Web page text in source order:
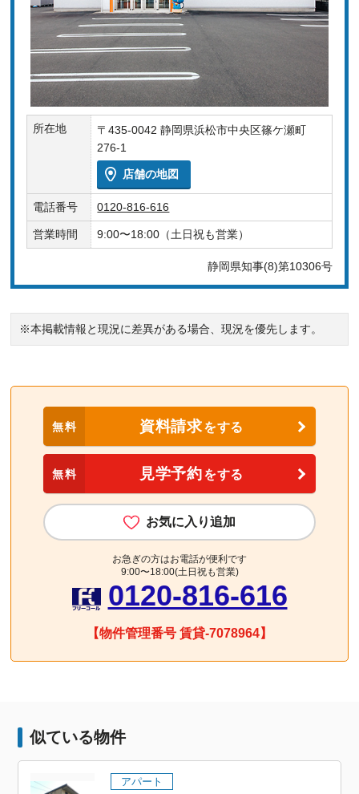
所在地
〒435-0042 静岡県浜松市中央区篠ケ瀬町
276-1
店舗の地図
電話番号 0120-816-616
営業時間 9:00〜18:00（土日祝も営業）
静岡県知事(8)第10306号
※本掲載情報と現況に差異がある場合、現況を優先します。
無料 資料請求をする
無料 見学予約をする
お気に入り追加
お急ぎの方はお電話が便利です
9:00〜18:00(土日祝も営業)
0120-816-616
【物件管理番号 賃貸-7078964】
似ている物件
アパート